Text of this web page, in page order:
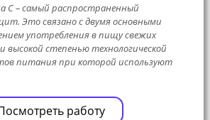
– самый распространенный
Это связано с двумя основными
употребления в пищу свежих
высокой степенью технологической
питания при которой используют
работу